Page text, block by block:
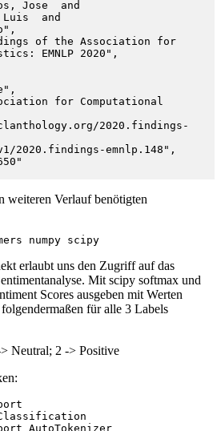
EMNLP 2020",
weiteren Verlauf benötigten
numpy scipy
erlaubt uns den Zugriff auf das
Mit scipy softmax und
Scores ausgeben mit Werten
für alle 3 Labels
Neutral; 2 -> Positive
AutoTokenizer